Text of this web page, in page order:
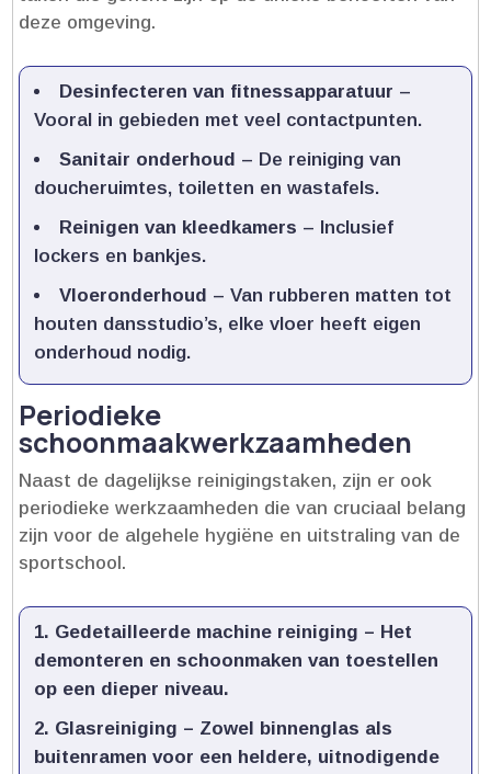
deze omgeving.​
Desinfecteren van fitnessapparatuur –
Vooral in gebieden met veel contactpunten.​
Sanitair onderhoud – De reiniging van
doucheruimtes, toiletten en wastafels.​
Reinigen van kleedkamers – Inclusief
lockers en bankjes.​
Vloeronderhoud – Van rubberen matten tot
houten dansstudio’s, elke vloer heeft eigen
onderhoud nodig.​
Periodieke
schoonmaakwerkzaamheden
Naast de dagelijkse reinigingstaken, zijn er ook
periodieke werkzaamheden die van cruciaal belang
zijn voor de algehele hygiëne en uitstraling van de
sportschool.​
Gedetailleerde machine reiniging – Het
demonteren en schoonmaken van toestellen
op een dieper niveau.​
Glasreiniging – Zowel binnenglas als
buitenramen voor een heldere, uitnodigende